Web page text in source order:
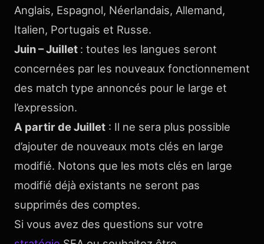
Anglais, Espagnol, Néerlandais, Allemand,
Italien, Portugais et Russe.
Juin – Juillet : toutes les langues seront
concernées par les nouveaux fonctionnement
des match type annoncés pour le large et
l’expression.
A partir de Juillet : Il ne sera plus possible
d’ajouter de nouveaux mots clés en large
modifié. Notons que les mots clés en large
modifié déjà existants ne seront pas
supprimés des comptes.
Si vous avez des questions sur votre